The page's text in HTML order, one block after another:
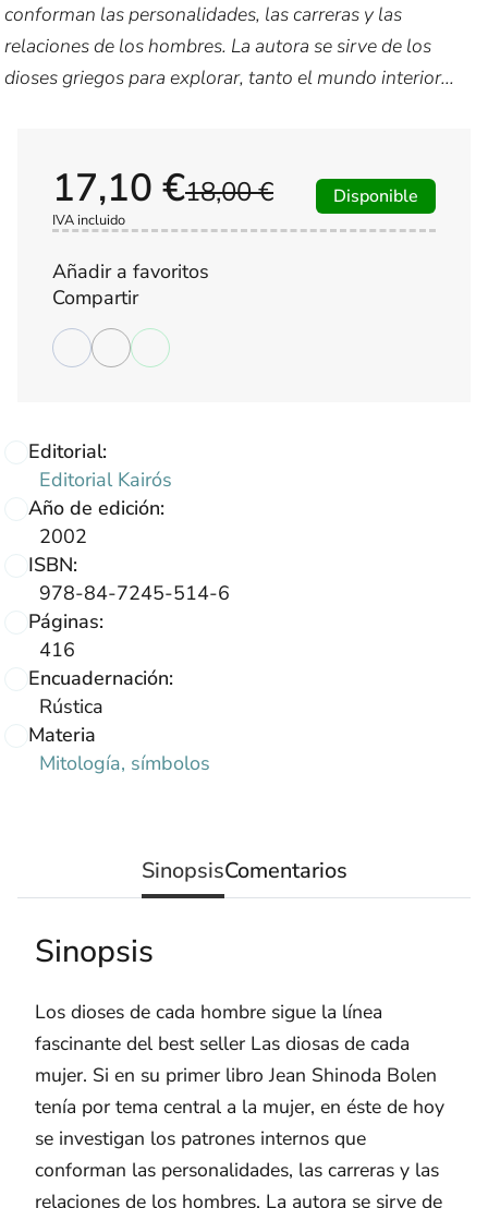
conforman las personalidades, las carreras y las
relaciones de los hombres. La autora se sirve de los
dioses griegos para explorar, tanto el mundo interior...
Editorial:
Editorial Kairós
Año de edición:
2002
ISBN:
978-84-7245-514-6
Páginas:
416
Encuadernación:
Rústica
Materia
Mitología, símbolos
18,00 €
17,10 €
IVA incluido
Disponible
Añadir a favoritos
Compartir
SinopsisComentarios
Sinopsis
Los dioses de cada hombre sigue la línea
fascinante del best seller Las diosas de cada
mujer. Si en su primer libro Jean Shinoda Bolen
tenía por tema central a la mujer, en éste de hoy
se investigan los patrones internos que
conforman las personalidades, las carreras y las
relaciones de los hombres. La autora se sirve de